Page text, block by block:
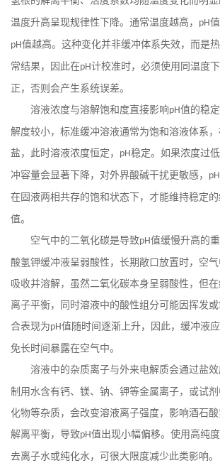
温度升高呈现规律性下降。通常温度越高， pH
pH值越高。这种变化并非缓冲体系失效，而是
常结果，因此在pH计校准时，必须使用同温度
正，否则会产生系统误差。
溶液浓度与溶解饱和度直接影响pH值的稳
解度较小，标准缓冲溶液通常为饱和溶液体系
盐，此时溶液浓度恒定， pH稳定。如果浓度过
冲容量会显著下降，对外界酸碱干扰更敏感， pH
在固液两相共存的饱和状态下，才能维持稳定
值。
空气中的二氧化碳是导致pH值缓慢升高的
酸氢钾缓冲液呈弱酸性，长期敞口放置时，空
吸收并溶解，虽然二氧化碳本身呈弱酸性，但
离子平衡，同时溶液中的酸性组分可能因挥发
合表现为pH值随时间逐渐上升，因此，缓冲液
免长时间暴露在空气中。
溶液中的杂质离子与外来电解质会通过盐
制用水含有钙、镁、钠、钾等金属离子，或试
化物等杂质，会改变溶液离子强度，影响酒石
解离平衡，导致pH值出现小幅偏移。使用高纯
去离子水或纯化水，可很大限度减少此类影响。